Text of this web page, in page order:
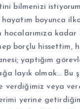
bilmenizi
boyunca
borçlu hissettim,
yaptığım
layık olmak… Bu
verdiğimiz veya
yerine